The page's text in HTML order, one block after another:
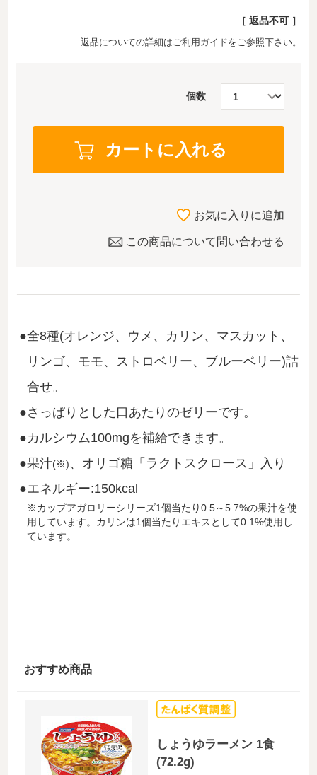
［ 返品不可 ］
返品についての詳細は ご利用ガイドをご参照下さい。
個数
お気に入りに追加
この商品について問い合わせる
全8種(オレンジ、ウメ、カリン、マスカット、
リンゴ、モモ、ストロベリー、ブルーベリー)詰
合せ。
さっぱりとした口あたりのゼリーです。
カルシウム100mgを補給できます。
果汁(※) 、オリゴ糖「ラクトスクロース」入り
エネルギー:150kcal
※カップアガロリーシリーズ1個当たり0.5～5.7%の果汁を使
用しています。カリンは1個当たりエキスとして0.1%使用し
ています。
おすすめ商品
しょうゆラーメン 1食
(72.2g)